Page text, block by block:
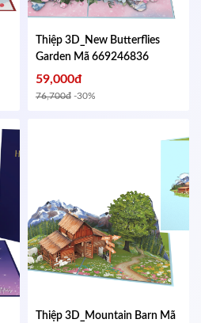
Thiệp 3D_New Butterflies
Garden Mã 669246836
59,000đ
76,700đ -30%
Thiệp 3D_Mountain Barn Mã